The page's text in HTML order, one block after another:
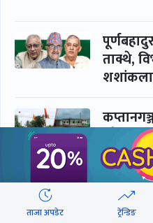
ताक्थे,
ताजा अपडेट ट्रेन्डिङ